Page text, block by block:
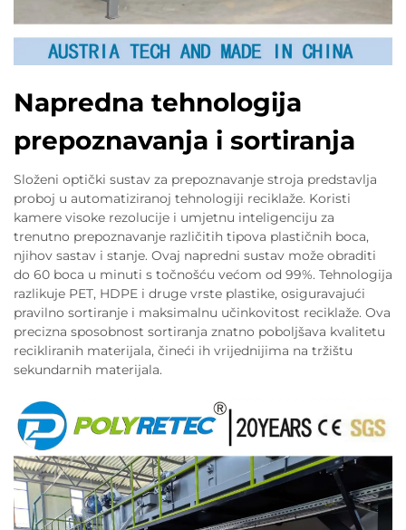
Napredna tehnologija
prepoznavanja i sortiranja
Složeni optički sustav za prepoznavanje stroja predstavlja
proboj u automatiziranoj tehnologiji reciklaže. Koristi
kamere visoke rezolucije i umjetnu inteligenciju za
trenutno prepoznavanje različitih tipova plastičnih boca,
njihov sastav i stanje. Ovaj napredni sustav može obraditi
do 60 boca u minuti s točnošću većom od 99%. Tehnologija
razlikuje PET, HDPE i druge vrste plastike, osiguravajući
pravilno sortiranje i maksimalnu učinkovitost reciklaže. Ova
precizna sposobnost sortiranja znatno poboljšava kvalitetu
recikliranih materijala, čineći ih vrijednijima na tržištu
sekundarnih materijala.